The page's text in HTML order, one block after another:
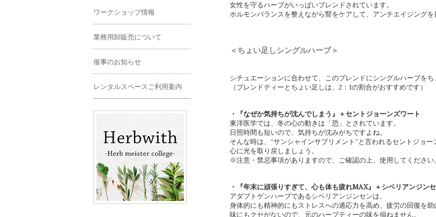
女性を守るハーブがいっぱいブレンドされています。
ホルモンバランスを整えながら腎をケアして、アンチエイジング
＜ちょい足しシングルハーブ＞
シチュエーションに合わせて、このブレンドにシングルハーブを
（ブレンドティーとちょい足しは、2：1の割合がおすすめです）
・『なぜか気持ちが沈んでしまう』＋セントジョーンズワート
東洋医学では、冬の心の動きは「恐」とされています。
日照時間も短いので、気持ちが沈みがちですよね。
そんな時は、“サンシャインサプリメント”と言われるセントジョー
心に光を取り戻しましょう。
※注意・禁忌事項がありますので、ご確認の上、使用してください
・『年末に頑張りすぎて、心も体も疲れMAX』＋シベリアンジン
アダプトゲンハーブであるシベリアンジンセンは、
身体的にも精神的にもストレスへの適応力を高め、疲労の回復を
味にもクセがないので、元のハーブティーの味を損ねません。
ワークショップ情報
業務用卸販売について
催事のお知らせ
レンタルスペースご利用案内